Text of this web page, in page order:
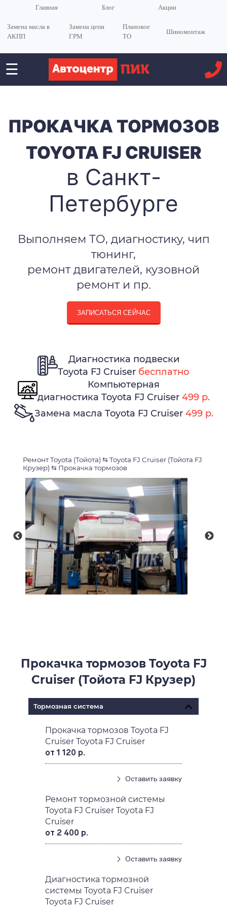
Главная Блог Акции
Замена масла в
АКПП
Замена цепи
ГРМ
Плановое
ТО
Шиномонтаж
☰
ПРОКАЧКА ТОРМОЗОВ
TOYOTA FJ CRUISER
в Санкт-
Петербурге
Выполняем ТО, диагностику, чип
тюнинг,
ремонт двигателей, кузовной
ремонт и пр.
ЗАПИСАТЬСЯ СЕЙЧАС
Диагностика подвески
Toyota FJ Cruiser бесплатно
Компьютерная
диагностика Toyota FJ Cruiser 499 р.
Замена масла Toyota FJ Cruiser 499 р.
Ремонт Toyota (Тойота) ⇆Toyota FJ Cruiser (Тойота FJ
Крузер) ⇆ Прокачка тормозов
Прокачка тормозов Toyota FJ
Cruiser (Тойота FJ Крузер)
Тормозная система
Прокачка тормозов Toyota FJ
Cruiser Toyota FJ Cruiser
от 1 120 р.
Оставить заявку
Ремонт тормозной системы
Toyota FJ Cruiser Toyota FJ
Cruiser
от 2 400 р.
Оставить заявку
Диагностика тормозной
системы Toyota FJ Cruiser
Toyota FJ Cruiser